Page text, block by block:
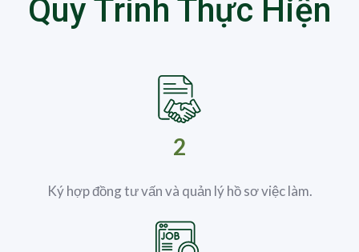
Quy Trình Thực Hiện
2
Ký hợp đồng tư vấn và quản lý hồ sơ việc làm.